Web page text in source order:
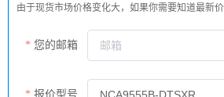
由于现货市场价格变化大，如果你需要知道最新
您的邮箱
报价型号